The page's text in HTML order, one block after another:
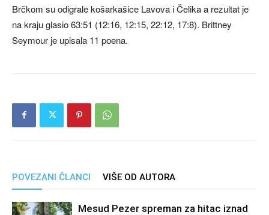
Brčkom su odigrale košarkašice Lavova i Čelika a rezultat je
na kraju glasio 63:51 (12:16, 12:15, 22:12, 17:8). Brittney
Seymour je upisala 11 poena.
POVEZANI ČLANCI VIŠE OD AUTORA
Mesud Pezer spreman za hitac iznad